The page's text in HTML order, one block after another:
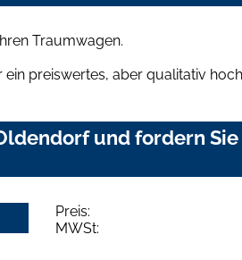
Traumwagen.
preiswertes, aber qualitativ
und fordern
Preis:
MWSt: